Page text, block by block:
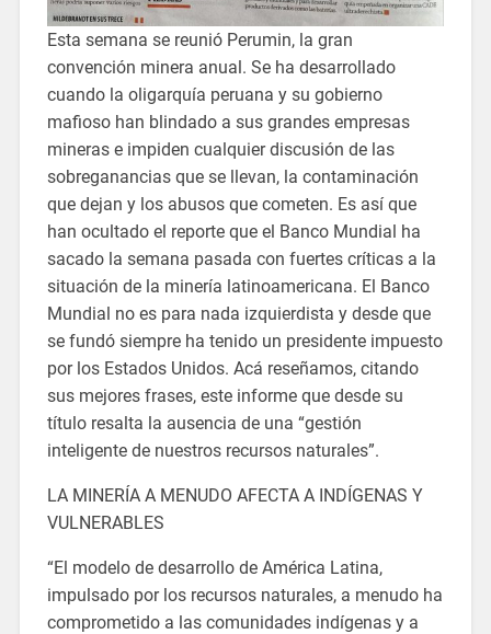
Esta semana se reunió Perumin, la gran
convención minera anual. Se ha desarrollado
cuando la oligarquía peruana y su gobierno
mafioso han blindado a sus grandes empresas
mineras e impiden cualquier discusión de las
sobreganancias que se llevan, la contaminación
que dejan y los abusos que cometen. Es así que
han ocultado el reporte que el Banco Mundial ha
sacado la semana pasada con fuertes críticas a la
situación de la minería latinoamericana. El Banco
Mundial no es para nada izquierdista y desde que
se fundó siempre ha tenido un presidente impuesto
por los Estados Unidos. Acá reseñamos, citando
sus mejores frases, este informe que desde su
título resalta la ausencia de una “gestión
inteligente de nuestros recursos naturales”.
LA MINERÍA A MENUDO AFECTA A INDÍGENAS Y
VULNERABLES
“El modelo de desarrollo de América Latina,
impulsado por los recursos naturales, a menudo ha
comprometido a las comunidades indígenas y a